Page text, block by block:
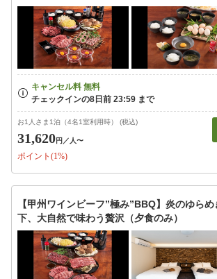
お1人さま1泊（4名1室利用時） (税込)
31,620円 ／人〜
ポイント(1%)
【甲州ワインビーフ”極み”BBQ】炎のゆら
下、大自然で味わう贅沢（夕食のみ）